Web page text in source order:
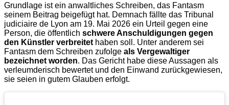
Grundlage ist ein anwaltliches Schreiben, das Fantasm
seinem Beitrag beigefügt hat. Demnach fällte das Tribunal
judiciaire de Lyon am 19. Mai 2026 ein Urteil gegen eine
Person, die öffentlich schwere Anschuldigungen gegen
den Künstler verbreitet haben soll. Unter anderem sei
Fantasm dem Schreiben zufolge als Vergewaltiger
bezeichnet worden. Das Gericht habe diese Aussagen als
verleumderisch bewertet und den Einwand zurückgewiesen,
sie seien in gutem Glauben erfolgt.